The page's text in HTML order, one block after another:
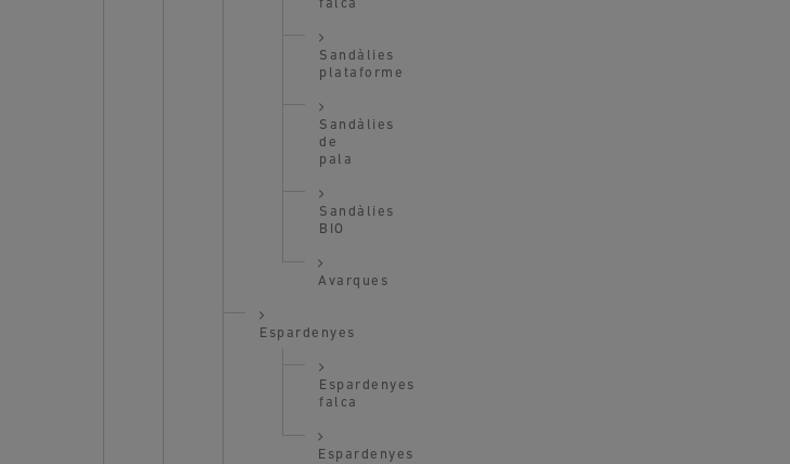
falca
Sandàlies
plataforme
Sandàlies
de
pala
Sandàlies
BIO
Avarques
Espardenyes
Espardenyes
falca
Espardenyes